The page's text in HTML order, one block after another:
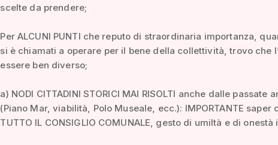
scelte da prendere;
Per ALCUNI PUNTI che reputo di straordinaria importanza,
si è chiamati a operare per il bene della collettività, trovo che
essere ben diverso;
a) NODI CITTADINI STORICI MAI RISOLTI anche dalle passate
(Piano Mar, viabilità, Polo Museale, ecc.): IMPORTANTE saper
TUTTO IL CONSIGLIO COMUNALE, gesto di umiltà e di